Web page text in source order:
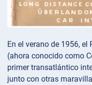
En el verano de 1956, el
(ahora conocido como
primer transatlántico
junto con otras